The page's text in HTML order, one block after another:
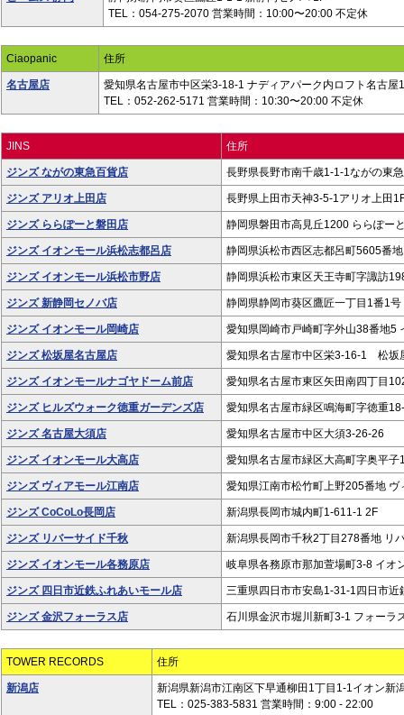
TEL：054-275-2070 営業時間：10:00〜20:00 不定休
Ciaopanic 住所
名古屋店
愛知県名古屋市中区栄3-18-1 ナディアパーク内ロフト名古屋
TEL：052-262-5171 営業時間：10:30〜20:00 不定休
JINS 住所
ジンズ ながの東急百貨店 長野県長野市南千歳1-1-1ながの東
ジンズ アリオ上田店 長野県上田市天神3-5-1アリオ上田
ジンズ ららぽーと磐田店 静岡県磐田市高見丘1200 ららぽー
ジンズ イオンモール浜松志都呂店 静岡県浜松市西区志都呂町5605番
ジンズ イオンモール浜松市野店 静岡県浜松市東区天王寺町字諏訪
ジンズ 新静岡セノバ店 静岡県静岡市葵区鷹匠一丁目1番1
ジンズ イオンモール岡崎店 愛知県岡崎市戸崎町字外山38番地5
ジンズ 松坂屋名古屋店 愛知県名古屋市中区栄3-16-1 松
ジンズ イオンモールナゴヤドーム前店 愛知県名古屋市東区矢田南四丁目
ジンズ ヒルズウォーク徳重ガーデンズ店 愛知県名古屋市緑区鳴海町字徳重
ジンズ 名古屋大須店 愛知県名古屋市中区大須3-26-26
ジンズ イオンモール大高店 愛知県名古屋市緑区大高町字奥平
ジンズ ヴィアモール江南店 愛知県江南市松竹町上野205番地 ヴ
ジンズ CoCoLo長岡店 新潟県長岡市城内町1-611-1 2F
ジンズ リバーサイド千秋 新潟県長岡市千秋2丁目278番地 リ
ジンズ イオンモール各務原店 岐阜県各務原市那加萱場町3-8 イオ
ジンズ 四日市近鉄ふれあいモール店 三重県四日市市安島1-31-1四日市近
ジンズ 金沢フォーラス店 石川県金沢市堀川新町3-1 フォーラ
TOWER RECORDS 住所
新潟店
新潟県新潟市江南区下早通柳田1丁目1-1イオン新
TEL：025-383-5831 営業時間：9:00 - 22:00